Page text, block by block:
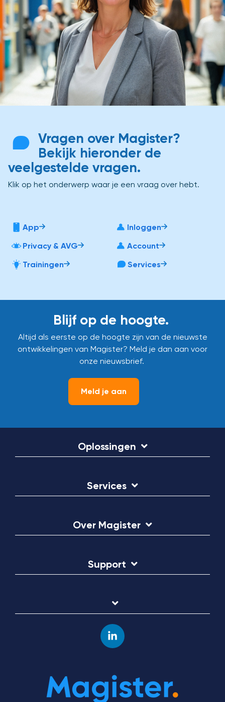
Vragen over Magister?
Bekijk hieronder de
veelgestelde vragen.
Klik op het onderwerp waar je een vraag over hebt.
App
Inloggen
Privacy & AVG
Account
Trainingen
Services
Blijf op de hoogte.
Altijd als eerste op de hoogte zijn van de nieuwste
ontwikkelingen van Magister? Meld je dan aan voor
onze nieuwsbrief.
Meld je aan
Oplossingen
Services
Over Magister
Support
Linkedin